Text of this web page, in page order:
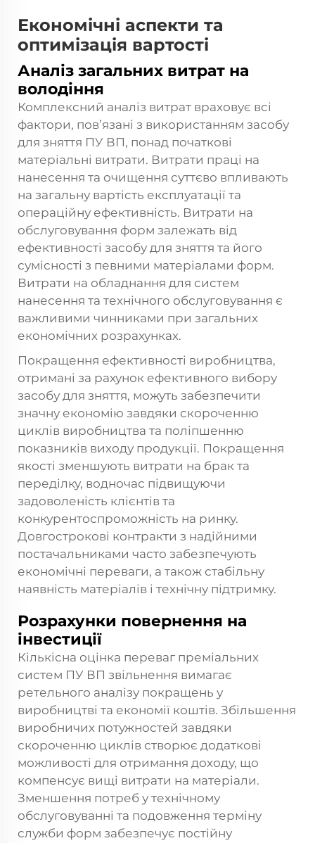
Економічні аспекти та
оптимізація вартості
Аналіз загальних витрат на
володіння
Комплексний аналіз витрат враховує всі
фактори, пов’язані з використанням засобу
для зняття ПУ ВП, понад початкові
матеріальні витрати. Витрати праці на
нанесення та очищення суттєво впливають
на загальну вартість експлуатації та
операційну ефективність. Витрати на
обслуговування форм залежать від
ефективності засобу для зняття та його
сумісності з певними матеріалами форм.
Витрати на обладнання для систем
нанесення та технічного обслуговування є
важливими чинниками при загальних
економічних розрахунках.
Покращення ефективності виробництва,
отримані за рахунок ефективного вибору
засобу для зняття, можуть забезпечити
значну економію завдяки скороченню
циклів виробництва та поліпшенню
показників виходу продукції. Покращення
якості зменшують витрати на брак та
переділку, водночас підвищуючи
задоволеність клієнтів та
конкурентоспроможність на ринку.
Довгострокові контракти з надійними
постачальниками часто забезпечують
економічні переваги, а також стабільну
наявність матеріалів і технічну підтримку.
Розрахунки повернення на
інвестиції
Кількісна оцінка переваг преміальних
систем ПУ ВП звільнення вимагає
ретельного аналізу покращень у
виробництві та економії коштів. Збільшення
виробничих потужностей завдяки
скороченню циклів створює додаткові
можливості для отримання доходу, що
компенсує вищі витрати на матеріали.
Зменшення потреб у технічному
обслуговуванні та подовження терміну
служби форм забезпечує постійну